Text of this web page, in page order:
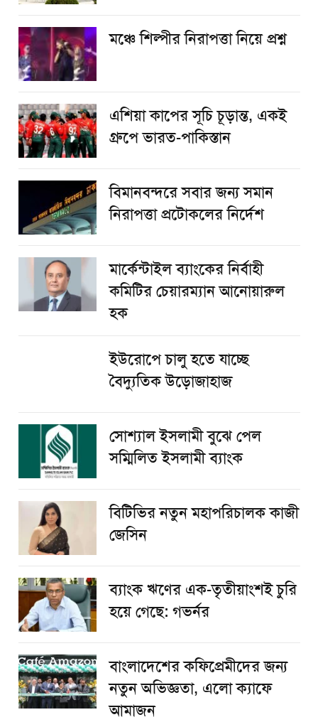
​মঞ্চে শিল্পীর নিরাপত্তা নিয়ে প্রশ্ন
এশিয়া কাপের সূচি চূড়ান্ত, একই
গ্রুপে ভারত-পাকিস্তান
বিমানবন্দরে সবার জন্য সমান
নিরাপত্তা প্রটোকলের নির্দেশ
মার্কেন্টাইল ব্যাংকের নির্বাহী
কমিটির চেয়ারম্যান আনোয়ারুল
হক
ইউরোপে চালু হতে যাচ্ছে
বৈদ্যুতিক উড়োজাহাজ
সোশ্যাল ইসলামী বুঝে পেল
সম্মিলিত ইসলামী ব্যাংক
বিটিভির নতুন মহাপরিচালক কাজী
জেসিন
ব্যাংক ঋণের এক-তৃতীয়াংশই চুরি
হয়ে গেছে: গভর্নর
বাংলাদেশের কফিপ্রেমীদের জন্য
নতুন অভিজ্ঞতা, এলো ক্যাফে
আমাজন